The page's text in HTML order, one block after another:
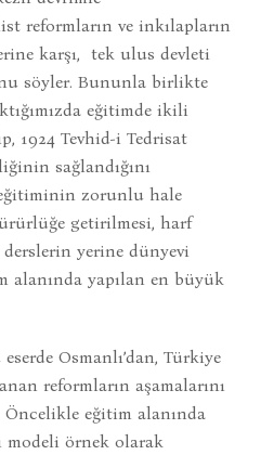
reformların ve inkılapların
karşı, tek ulus devleti
söyler. Bununla birlikte
eğitimde ikili
1924 Tevhid-i Tedrisat
sağlandığını
zorunlu hale
getirilmesi, harf
yerine dünyevi
alanında yapılan en büyük
Osmanlı’dan, Türkiye
reformların aşamalarını
eğitim alanında
modeli örnek olarak